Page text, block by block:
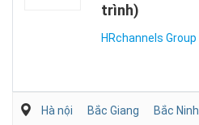
trình)
HRchannels
Hà nội Bắc Giang Bắc Ninh